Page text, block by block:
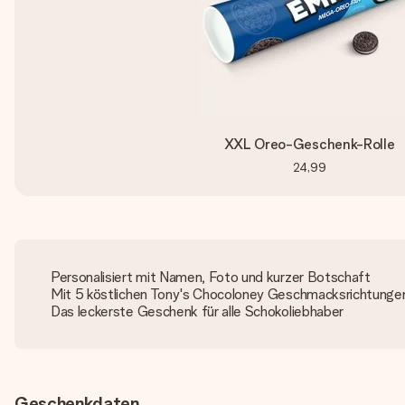
XXL Oreo-Geschenk-Rolle
24,99
Personalisiert mit Namen, Foto und kurzer Botschaft
Mit 5 köstlichen Tony's Chocoloney
Das leckerste Geschenk für alle Schokoliebhaber